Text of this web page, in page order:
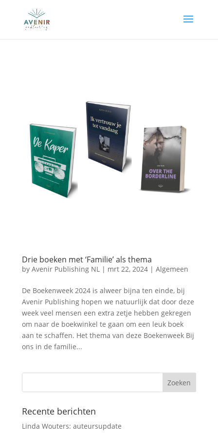
Drie boeken met ‘Familie’ als thema
by Avenir Publishing NL| mrt 22, 2024| Algemeen
De Boekenweek 2024 is alweer bijna ten einde, bij
Avenir Publishing hopen we natuurlijk dat door deze
week veel mensen een extra zetje hebben gekregen
om naar de boekwinkel te gaan om een leuk boek
aan te schaffen. Het thema van deze Boekenweek Bij
ons in de familie...
Recente berichten
Linda Wouters: auteursupdate